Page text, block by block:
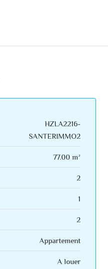
HZLA2216-
SANTERIMMO2
77.00 m²
2
1
2
Appartement
A louer